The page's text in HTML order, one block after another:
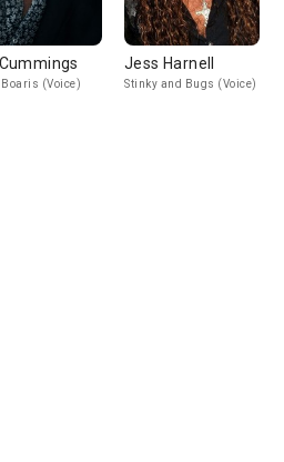
Boaris (Voice)
Jess Harnell
Stinky and Bugs (Voice)